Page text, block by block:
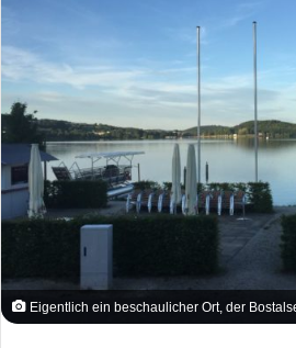
Eigentlich ein beschaulicher Ort, der